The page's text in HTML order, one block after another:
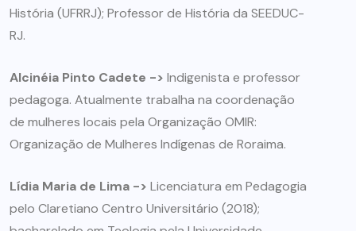
História (UFRRJ); Professor de História da SEEDUC-
RJ.
Alcinéia Pinto Cadete -> Indigenista e professor
pedagoga. Atualmente trabalha na coordenação
de mulheres locais pela Organização OMIR:
Organização de Mulheres Indígenas de Roraima.
Lídia Maria de Lima -> Licenciatura em Pedagogia
pelo Claretiano Centro Universitário (2018);